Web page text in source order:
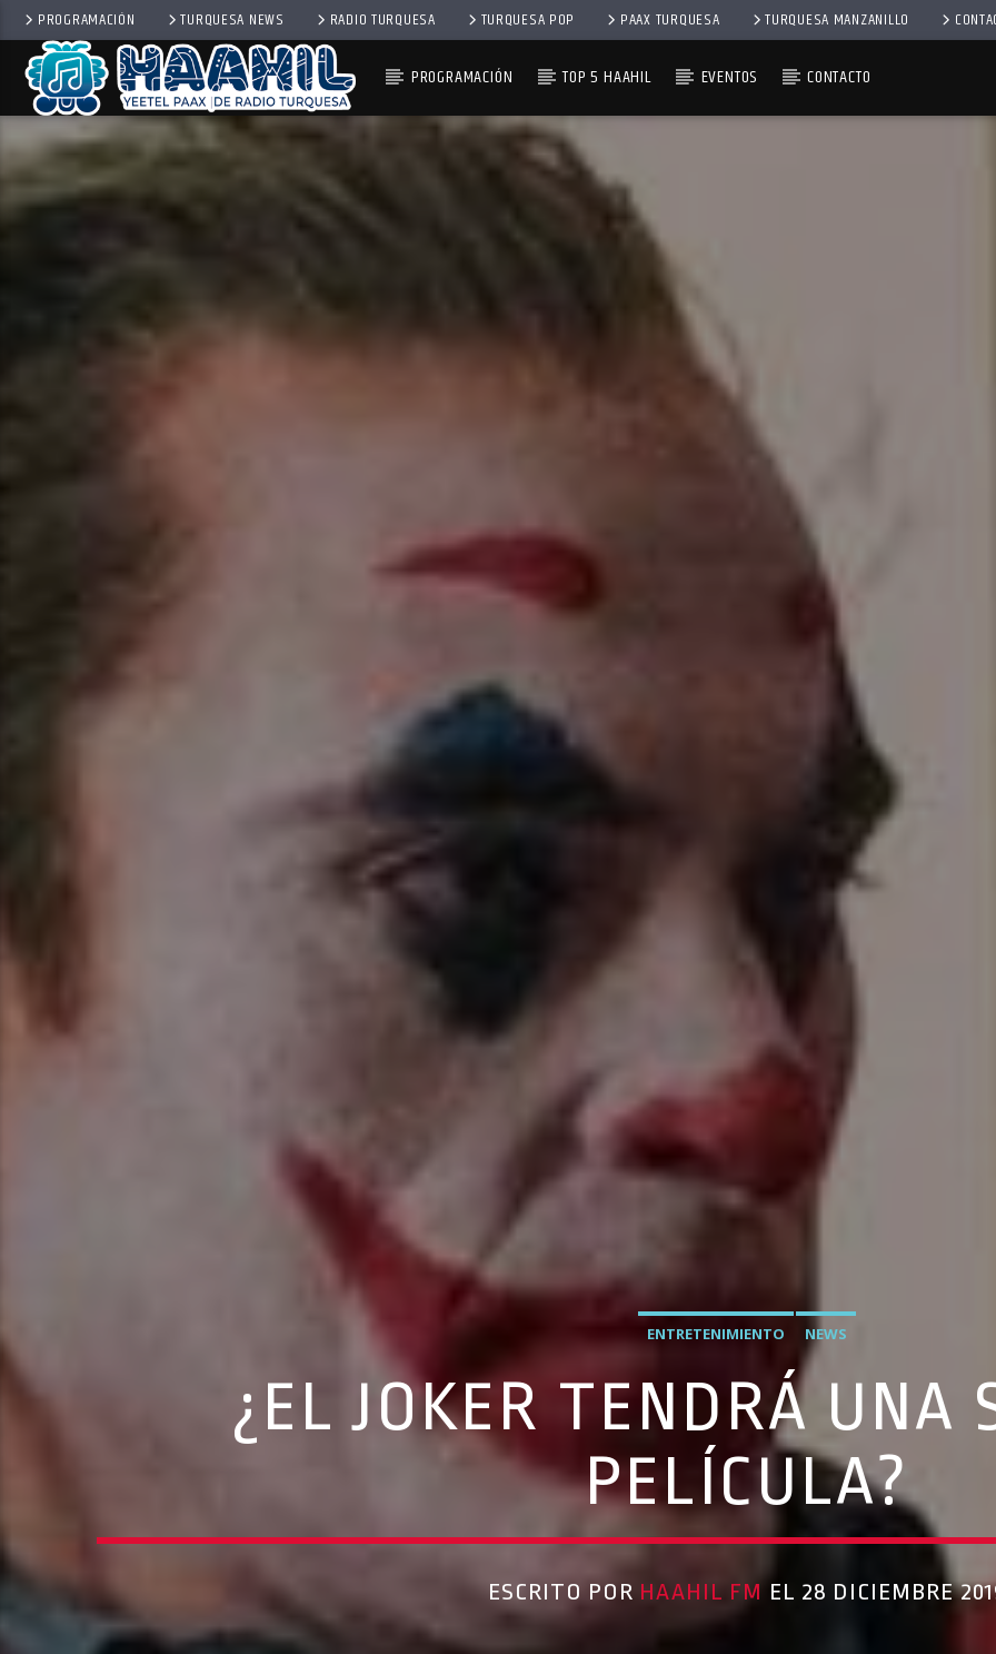
PROGRAMACIÓN TURQUESA NEWS RADIO TURQUESA TURQUESA POP PAAX TURQUESA TURQUESA MANZANILLO
PROGRAMACIÓN TOP 5 HAAHIL EVENTOS CONTACTO
PROGRAMA ACTUAL
TOP TRENDING
11:00 AM
ENTRETENIMIENTO NEWS
¿EL JOKER TENDRÁ UNA
PELÍCULA?
ESCRITO POR HAAHIL FM EL 28 DICIEMBRE